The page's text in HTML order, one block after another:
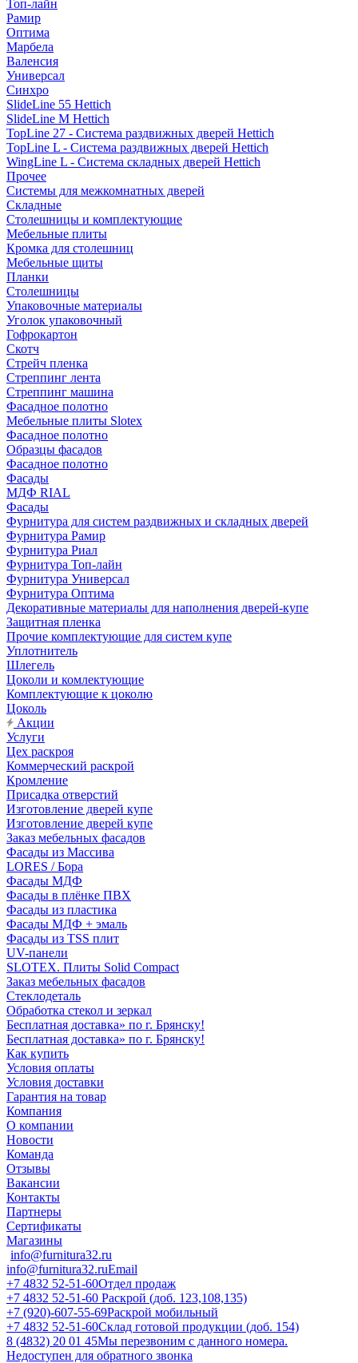
Топ-лайн
Рамир
Оптима
Марбела
Валенсия
Универсал
Синхро
SlideLine 55 Hettich
SlideLine M Hettich
TopLine 27 - Система раздвижных дверей Hettich
TopLine L - Система раздвижных дверей Hettich
WingLine L - Система складных дверей Hettich
Прочее
Системы для межкомнатных дверей
Складные
Столешницы и комплектующие
Мебельные плиты
Кромка для столешниц
Мебельные щиты
Планки
Столешницы
Упаковочные материалы
Уголок упаковочный
Гофрокартон
Скотч
Стрейч пленка
Стреппинг лента
Стреппинг машина
Фасадное полотно
Мебельные плиты Slotex
Фасадное полотно
Образцы фасадов
Фасадное полотно
Фасады
МДФ RIAL
Фасады
Фурнитура для систем раздвижных и складных дверей
Фурнитура Рамир
Фурнитура Риал
Фурнитура Топ-лайн
Фурнитура Универсал
Фурнитура Оптима
Декоративные материалы для наполнения дверей-купе
Защитная пленка
Прочие комплектующие для систем купе
Уплотнитель
Шлегель
Цоколи и комлектующие
Комплектующие к цоколю
Цоколь
Акции
Услуги
Цех раскроя
Коммерческий раскрой
Кромление
Присадка отверстий
Изготовление дверей купе
Изготовление дверей купе
Заказ мебельных фасадов
Фасады из Массива
LORES / Бора
Фасады МДФ
Фасады в плёнке ПВХ
Фасады из пластика
Фасады МДФ + эмаль
Фасады из TSS плит
UV-панели
SLOTEX. Плиты Solid Compact
Заказ мебельных фасадов
Стеклодеталь
Обработка стекол и зеркал
Бесплатная доставка» по г. Брянску!
Бесплатная доставка» по г. Брянску!
Как купить
Условия оплаты
Условия доставки
Гарантия на товар
Компания
О компании
Новости
Команда
Отзывы
Вакансии
Контакты
Партнеры
Сертификаты
Магазины
info@furnitura32.ru
info@furnitura32.ruEmail
+7 4832 52-51-60Отдел продаж
+7 4832 52-51-60 Раскрой (доб. 123,108,135)
+7 (920)-607-55-69Раскрой мобильный
+7 4832 52-51-60Склад готовой продукции (доб. 154)
8 (4832) 20 01 45Мы перезвоним с данного номера.
Недоступен для обратного звонка